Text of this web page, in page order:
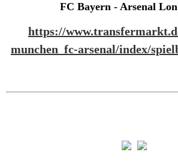
FC Bayern - Arsenal
https://
munchen_fc-arsenal/index/